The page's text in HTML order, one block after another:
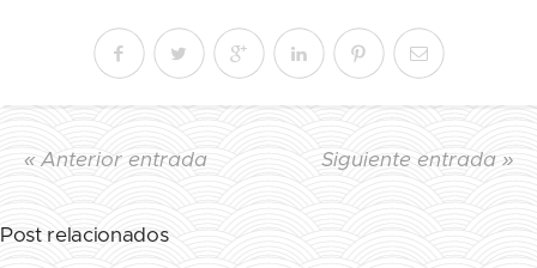
« Anterior entrada Siguiente entrada »
Post relacionados